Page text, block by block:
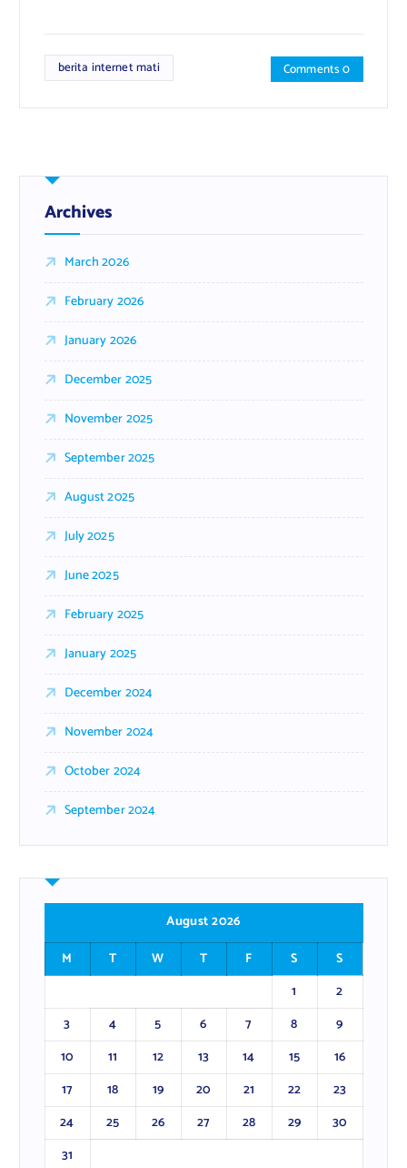
berita internet mati Comments 0
Archives
March 2026
February 2026
January 2026
December 2025
November 2025
September 2025
August 2025
July 2025
June 2025
February 2025
January 2025
December 2024
November 2024
October 2024
September 2024
August 2026
M
T W T F S
S
1
2
3
4 5 6 7 8
9
10
11 12 13 14 15
16
17
18 19 20 21 22
23
24
25 26 27 28 29
30
31